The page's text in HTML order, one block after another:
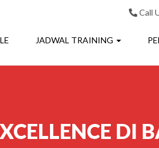
Call
JADWAL TRAINING
DI